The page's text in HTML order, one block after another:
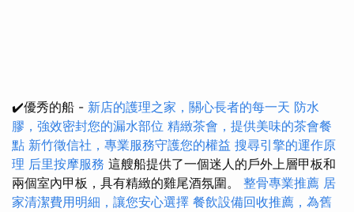
✔️優秀的船 - 新店的護理之家，關心長者的每一天 防水
膠，強效密封您的漏水部位 精緻茶會，提供美味的茶會餐
點 新竹徵信社，專業服務守護您的權益 搜尋引擎的運作原
理 后里按摩服務 這艘船提供了一個迷人的戶外上層甲板和
兩個室內甲板，具有精緻的雞尾酒氛圍。 整骨專業推薦 居
家清潔費用明細，讓您安心選擇 餐飲設備回收推薦，為舊